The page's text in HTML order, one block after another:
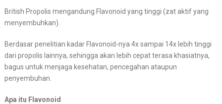
British Propolis mengandung Flavonoid yang tinggi (zat aktif yang
menyembuhkan).
Berdasar penelitian kadar Flavonoid-nya 4x sampai 14x lebih tinggi
dari propolis lainnya, sehingga akan lebih cepat terasa khasiatnya,
bagus untuk menjaga kesehatan, pencegahan ataupun
penyembuhan.
Apa itu Flavonoid